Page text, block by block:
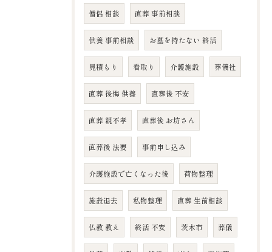
僧侶 相談 直葬 事前相談
供養 事前相談 お墓を持たない 終活
見積もり 看取り 介護施設 葬儀社
直葬 後悔 供養 直葬後 不安
直葬 親不孝 直葬後 お坊さん
直葬後 法要 事前申し込み
介護施設で亡くなった後 荷物整理
施設退去 私物整理 直葬 生前相談
仏教 教え 終活 不安 茨木市 葬儀